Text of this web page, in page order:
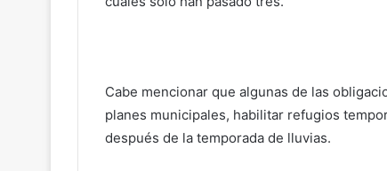
Cabe mencionar que algunas de las
planes municipales, habilitar refugios
después de la temporada de lluvias.